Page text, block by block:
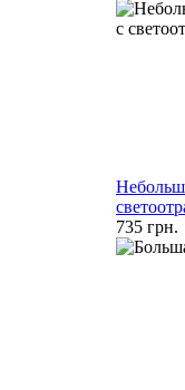
735 грн.